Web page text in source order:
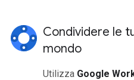
Condividere le
mondo
Utilizza Google